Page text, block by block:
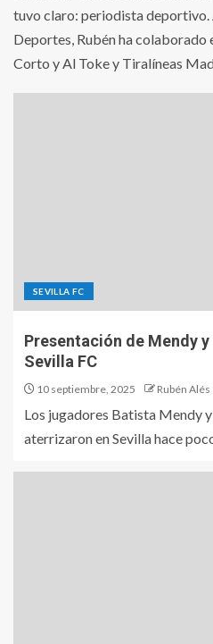
tuvo claro: periodista deportivo.
Deportes, Rubén ha colaborado
Corto y Al Toke y Tiralíneas
SEVILLA FC
Presentación de Mendy y
Sevilla FC
10 septiembre, 2025 Rubén Alés
Los jugadores Batista Mendy
aterrizaron en Sevilla hace